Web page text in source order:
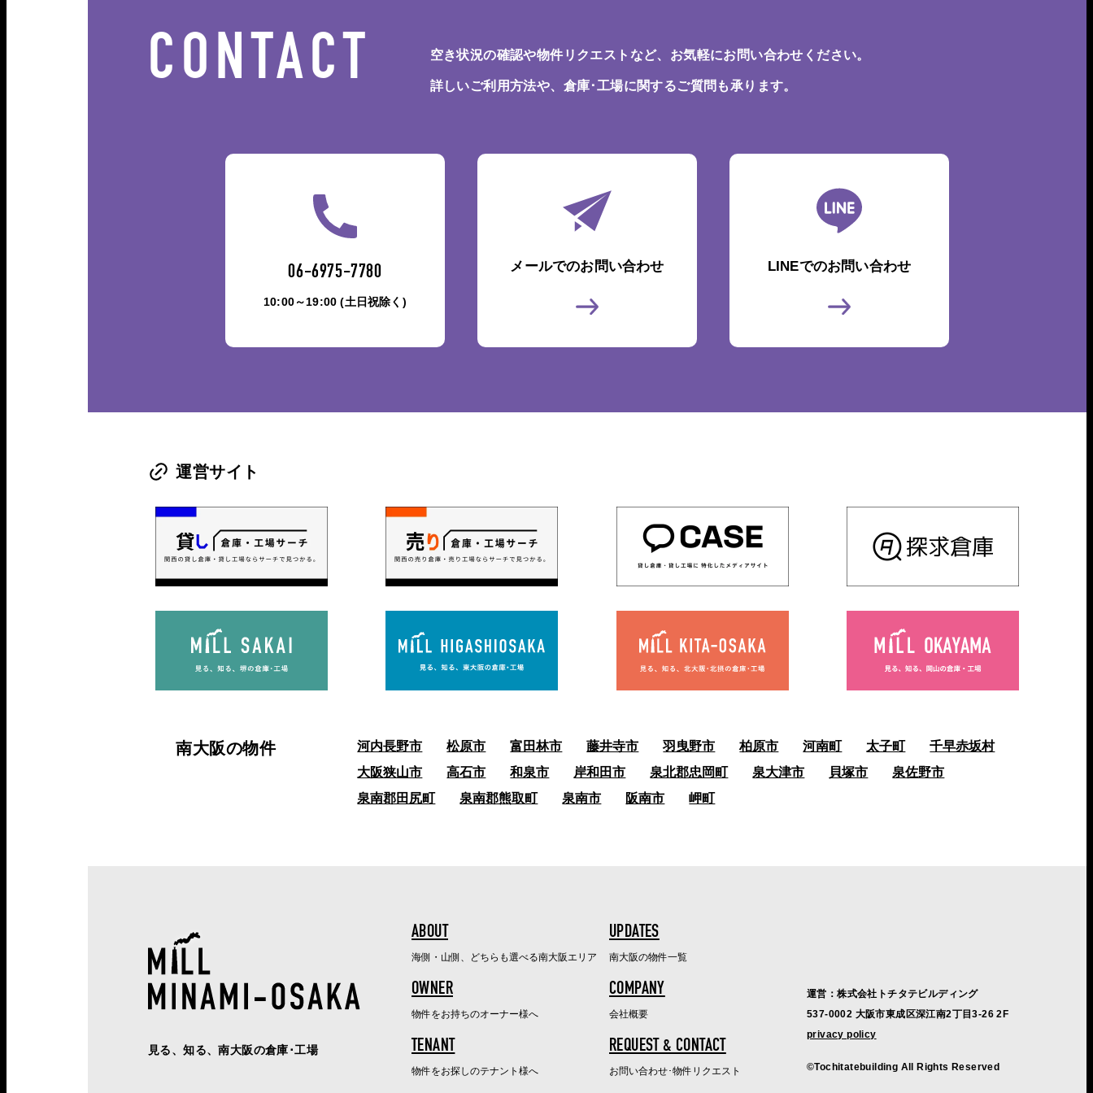
CONTACT 空き状況の確認や物件リクエストなど、お気軽にお問い合わせください。
詳しいご利用方法や、倉庫･工場に関するご質問も承ります。
06-6975-7780
10:00～19:00 (土日祝除く)
メールでのお問い合わせ LINEでのお問い合わせ
運営サイト
南大阪の物件 河内長野市 松原市 富田林市 藤井寺市 羽曳野市 柏原市 河南町 太子町
千早赤坂村
大阪狭山市
高石市 和泉市 岸和田市 泉北郡忠岡町 泉大津市 貝塚市
泉佐野市
泉南郡田尻町
泉南郡熊取町 泉南市 阪南市 岬町
見る、知る、南大阪の倉庫･工場
ABOUT
海側・山側、どちらも選べる南大阪エリア
UPDATES
南大阪の物件一覧
OWNER
物件をお持ちのオーナー様へ
COMPANY
会社概要
TENANT
物件をお探しのテナント様へ
REQUEST & CONTACT
お問い合わせ･物件リクエスト
運営：株式会社トチタテビルディング
537-0002 大阪市東成区深江南2丁目3-26 2F
privacy policy
©Tochitatebuilding All Rights Reserved